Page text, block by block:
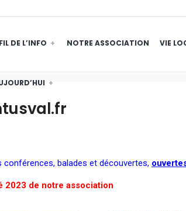
DE L’INFO NOTRE ASSOCIATION VIE
conférences, balades et découvertes,
2023 de notre association